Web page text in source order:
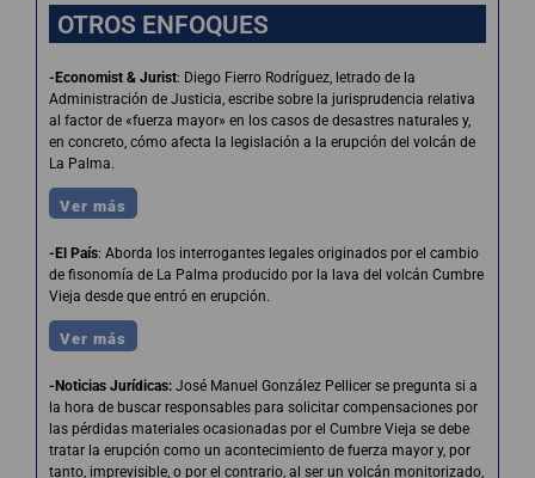
OTROS ENFOQUES
-Economist & Jurist: Diego Fierro Rodríguez, letrado de la
Administración de Justicia, escribe sobre la jurisprudencia relativa
al factor de «fuerza mayor» en los casos de desastres naturales y,
en concreto, cómo afecta la legislación a la erupción del volcán de
La Palma.
Ver más
-El País: Aborda los interrogantes legales originados por el cambio
de fisonomía de La Palma producido por la lava del volcán Cumbre
Vieja desde que entró en erupción.
Ver más
-Noticias Jurídicas: José Manuel González Pellicer se pregunta si a
la hora de buscar responsables para solicitar compensaciones por
las pérdidas materiales ocasionadas por el Cumbre Vieja se debe
tratar la erupción como un acontecimiento de fuerza mayor y, por
tanto, imprevisible, o por el contrario, al ser un volcán monitorizado,